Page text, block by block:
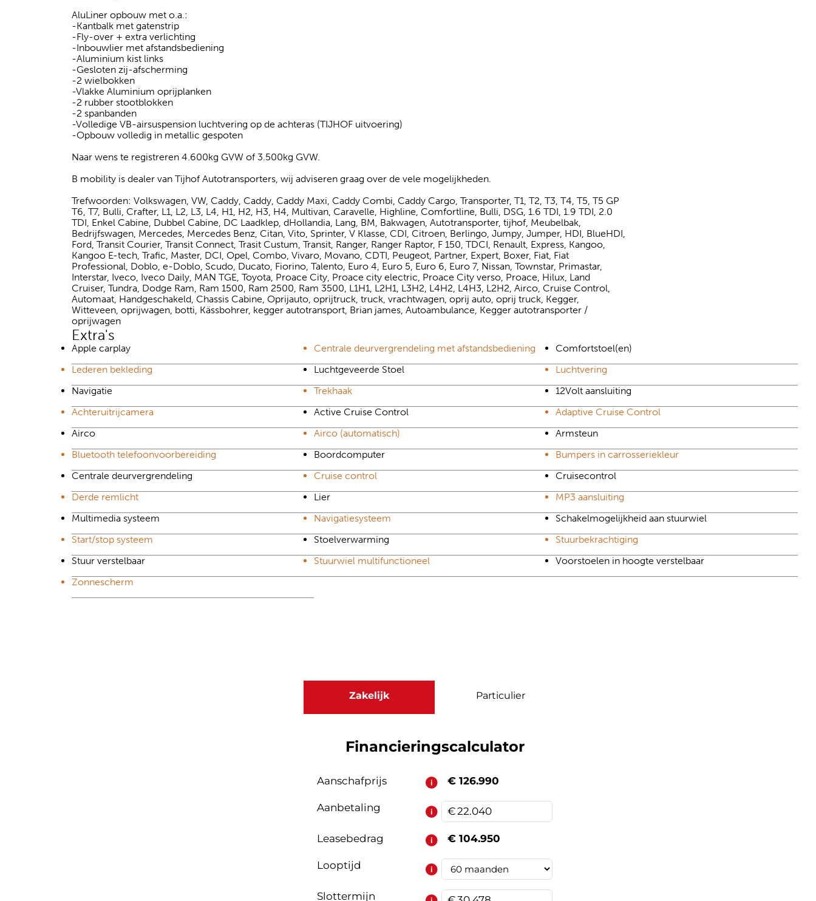
AluLiner opbouw met o.a.:
-Kantbalk met gatenstrip
-Fly-over + extra verlichting
-Inbouwlier met afstandsbediening
-Aluminium kist links
-Gesloten zij-afscherming
-2 wielbokken
-Vlakke Aluminium oprijplanken
-2 rubber stootblokken
-2 spanbanden
-Volledige VB-airsuspension luchtvering op de achteras (TIJHOF uitvoering)
-Opbouw volledig in metallic gespoten
Naar wens te registreren 4.600kg GVW of 3.500kg GVW.
B mobility is dealer van Tijhof Autotransporters, wij adviseren graag over de vele mogelijkheden.
Trefwoorden: Volkswagen, VW, Caddy, Caddy, Caddy Maxi, Caddy Combi, Caddy Cargo, Transporter, T1, T2, T3, T4, T5, T5 GP
T6, T7, Bulli, Crafter, L1, L2, L3, L4, H1, H2, H3, H4, Multivan, Caravelle, Highline, Comfortline, Bulli, DSG, 1.6 TDI, 1.9 TDI, 2.0
TDI, Enkel Cabine, Dubbel Cabine, DC Laadklep, dHollandia, Lang, BM, Bakwagen, Autotransporter, tijhof, Meubelbak,
Bedrijfswagen, Mercedes, Mercedes Benz, Citan, Vito, Sprinter, V Klasse, CDI, Citroen, Berlingo, Jumpy, Jumper, HDI, BlueHDI,
Ford, Transit Courier, Transit Connect, Trasit Custum, Transit, Ranger, Ranger Raptor, F 150, TDCI, Renault, Express, Kangoo,
Kangoo E-tech, Trafic, Master, DCI, Opel, Combo, Vivaro, Movano, CDTI, Peugeot, Partner, Expert, Boxer, Fiat, Fiat
Professional, Doblo, e-Doblo, Scudo, Ducato, Fiorino, Talento, Euro 4, Euro 5, Euro 6, Euro 7, Nissan, Townstar, Primastar,
Interstar, Iveco, Iveco Daily, MAN TGE, Toyota, Proace City, Proace city electric, Proace City verso, Proace, Hilux, Land
Cruiser, Tundra, Dodge Ram, Ram 1500, Ram 2500, Ram 3500, L1H1, L2H1, L3H2, L4H2, L4H3, L2H2, Airco, Cruise Control,
Automaat, Handgeschakeld, Chassis Cabine, Oprijauto, oprijtruck, truck, vrachtwagen, oprij auto, oprij truck, Kegger,
Witteveen, oprijwagen, botti, Kässbohrer, kegger autotransport, Brian james, Autoambulance, Kegger autotransporter /
oprijwagen
Extra's
Apple carplay Centrale deurvergrendeling met afstandsbediening
Comfortstoel(en)
Lederen bekleding
Luchtgeveerde Stoel
Luchtvering
Navigatie
Trekhaak
12Volt aansluiting
Achteruitrijcamera
Active Cruise Control
Adaptive Cruise Control
Airco
Airco (automatisch)
Armsteun
Bluetooth telefoonvoorbereiding
Boordcomputer
Bumpers in carrosseriekleur
Centrale deurvergrendeling
Cruise control
Cruisecontrol
Derde remlicht
Lier
MP3 aansluiting
Multimedia systeem
Navigatiesysteem
Schakelmogelijkheid aan stuurwiel
Start/stop systeem
Stoelverwarming
Stuurbekrachtiging
Stuur verstelbaar
Stuurwiel multifunctioneel
Voorstoelen in hoogte verstelbaar
Zonnescherm